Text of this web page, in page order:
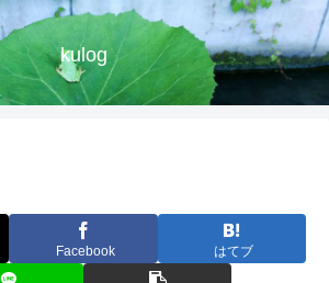
kulog
Facebook はてブ